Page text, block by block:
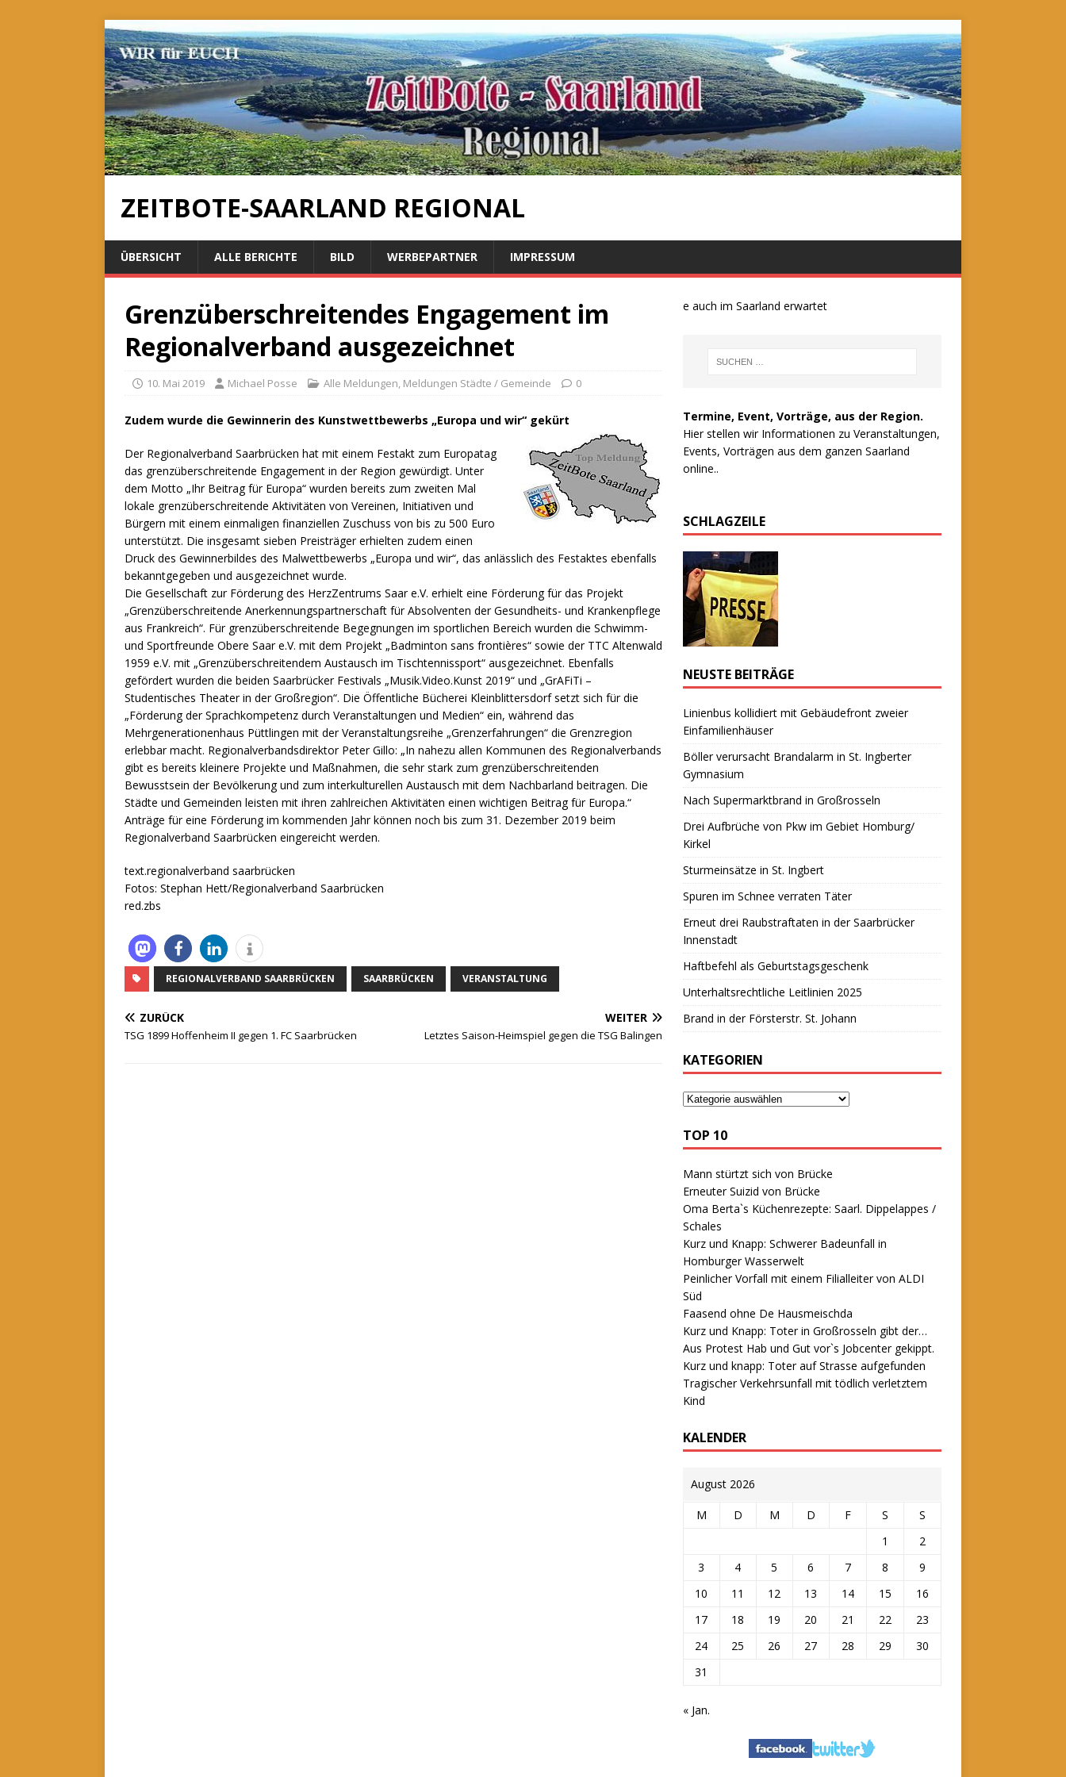
ZEITBOTE-SAARLAND REGIONAL
ÜBERSICHT ALLE BERICHTE BILD WERBEPARTNER IMPRESSUM
Grenzüberschreitendes Engagement im
Regionalverband ausgezeichnet
10. Mai 2019 Michael Posse Alle Meldungen, Meldungen Städte / Gemeinde 0
Zudem wurde die Gewinnerin des Kunstwettbewerbs „Europa und wir“ gekürt
Der Regionalverband Saarbrücken hat mit einem Festakt zum Europatag
das grenzüberschreitende Engagement in der Region gewürdigt. Unter
dem Motto „Ihr Beitrag für Europa“ wurden bereits zum zweiten Mal
lokale grenzüberschreitende Aktivitäten von Vereinen, Initiativen und
Bürgern mit einem einmaligen finanziellen Zuschuss von bis zu 500 Euro
unterstützt. Die insgesamt sieben Preisträger erhielten zudem einen
Druck des Gewinnerbildes des Malwettbewerbs „Europa und wir“, das anlässlich des Festaktes ebenfalls
bekanntgegeben und ausgezeichnet wurde.
Die Gesellschaft zur Förderung des HerzZentrums Saar e.V. erhielt eine Förderung für das Projekt
„Grenzüberschreitende Anerkennungspartnerschaft für Absolventen der Gesundheits- und Krankenpflege
aus Frankreich“. Für grenzüberschreitende Begegnungen im sportlichen Bereich wurden die Schwimm-
und Sportfreunde Obere Saar e.V. mit dem Projekt „Badminton sans frontières“ sowie der TTC Altenwald
1959 e.V. mit „Grenzüberschreitendem Austausch im Tischtennissport“ ausgezeichnet. Ebenfalls
gefördert wurden die beiden Saarbrücker Festivals „Musik.Video.Kunst 2019“ und „GrAFiTi –
Studentisches Theater in der Großregion“. Die Öffentliche Bücherei Kleinblittersdorf setzt sich für die
„Förderung der Sprachkompetenz durch Veranstaltungen und Medien“ ein, während das
Mehrgenerationenhaus Püttlingen mit der Veranstaltungsreihe „Grenzerfahrungen“ die Grenzregion
erlebbar macht. Regionalverbandsdirektor Peter Gillo: „In nahezu allen Kommunen des Regionalverbands
gibt es bereits kleinere Projekte und Maßnahmen, die sehr stark zum grenzüberschreitenden
Bewusstsein der Bevölkerung und zum interkulturellen Austausch mit dem Nachbarland beitragen. Die
Städte und Gemeinden leisten mit ihren zahlreichen Aktivitäten einen wichtigen Beitrag für Europa.“
Anträge für eine Förderung im kommenden Jahr können noch bis zum 31. Dezember 2019 beim
Regionalverband Saarbrücken eingereicht werden.
text.regionalverband saarbrücken
Fotos: Stephan Hett/Regionalverband Saarbrücken
red.zbs
REGIONALVERBAND SAARBRÜCKEN SAARBRÜCKEN VERANSTALTUNG
ZURÜCK
TSG 1899 Hoffenheim II gegen 1. FC Saarbrücken
WEITER
Letztes Saison-Heimspiel gegen die TSG Balingen
Bauernproteste auch im Saarland erwartet
Termine, Event, Vorträge, aus der Region.
Hier stellen wir Informationen zu Veranstaltungen,
Events, Vorträgen aus dem ganzen Saarland
online..
SCHLAGZEILE
NEUSTE BEITRÄGE
Linienbus kollidiert mit Gebäudefront zweier
Einfamilienhäuser
Böller verursacht Brandalarm in St. Ingberter
Gymnasium
Nach Supermarktbrand in Großrosseln
Drei Aufbrüche von Pkw im Gebiet Homburg/
Kirkel
Sturmeinsätze in St. Ingbert
Spuren im Schnee verraten Täter
Erneut drei Raubstraftaten in der Saarbrücker
Innenstadt
Haftbefehl als Geburtstagsgeschenk
Unterhaltsrechtliche Leitlinien 2025
Brand in der Försterstr. St. Johann
KATEGORIEN
TOP 10
Mann stürtzt sich von Brücke
Erneuter Suizid von Brücke
Oma Berta`s Küchenrezepte: Saarl. Dippelappes /
Schales
Kurz und Knapp: Schwerer Badeunfall in
Homburger Wasserwelt
Peinlicher Vorfall mit einem Filialleiter von ALDI
Süd
Faasend ohne De Hausmeischda
Kurz und Knapp: Toter in Großrosseln gibt der…
Aus Protest Hab und Gut vor`s Jobcenter gekippt.
Kurz und knapp: Toter auf Strasse aufgefunden
Tragischer Verkehrsunfall mit tödlich verletztem
Kind
KALENDER
August 2026
M D M D F S
S
1
2
3
4 5 6 7 8
9
10
11 12 13 14 15
16
17
18 19 20 21 22
23
24
25 26 27 28 29
30
31
« Jan.